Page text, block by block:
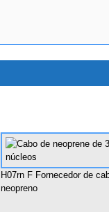
H07rn F Fornecedor de
neopreno